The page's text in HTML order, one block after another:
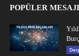
POPÜLER